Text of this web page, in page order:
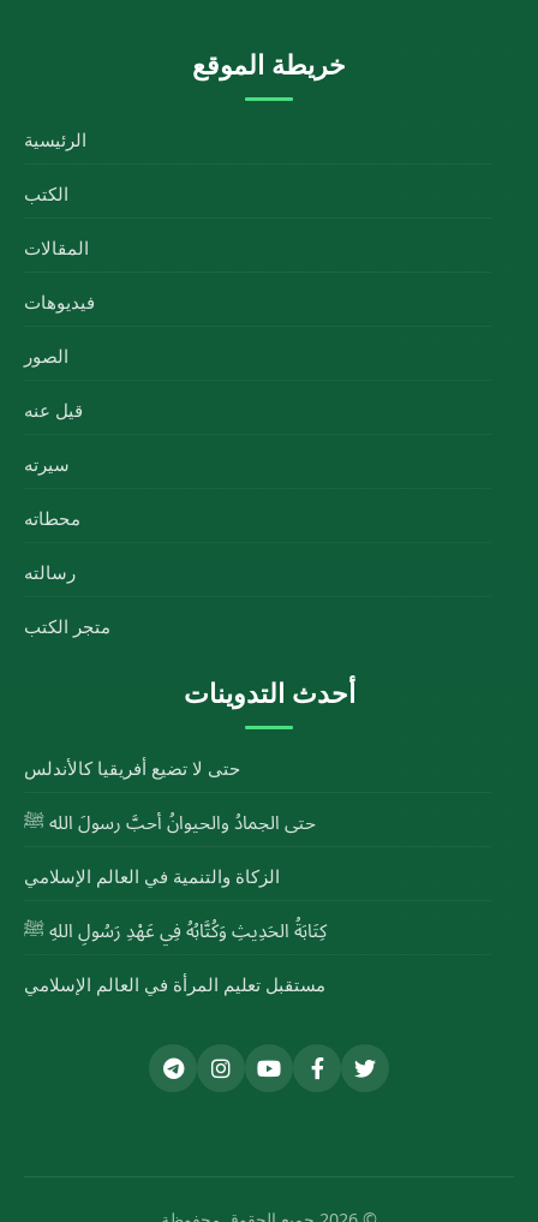
خريطة الموقع
الرئيسية
الكتب
المقالات
فيديوهات
الصور
قيل عنه
سيرته
محطاته
رسالته
متجر الكتب
أحدث التدوينات
حتى لا تضيع أفريقيا كالأندلس
حتى الجمادُ والحيوانُ أحبَّ رسولَ الله ﷺ
الزكاة والتنمية في العالم الإسلامي
كِتَابَةُ الحَدِيثِ وَكُتَّابُهُ فِي عَهْدِ رَسُولِ اللهِ ﷺ
مستقبل تعليم المرأة في العالم الإسلامي